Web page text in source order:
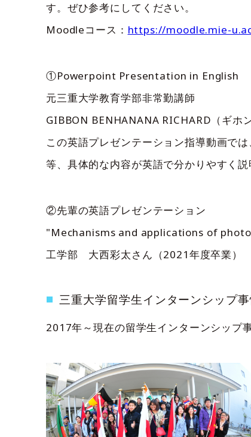
す。ぜひ参考にしてください。
Moodleコース： https://moodle.mie-
①Powerpoint Presentation in English
元三重大学教育学部非常勤講師
GIBBON BENHANANA RICHARD（ギホ
この英語プレゼンテーション指導動画で
等、具体的な内容が英語で分かりやすく説
②先輩の英語プレゼンテーション
"Mechanisms and applications of
工学部 大西彩太さん（2021年度卒業）
三重大学留学生インターンシップ
2017年～現在の留学生インターンシップ